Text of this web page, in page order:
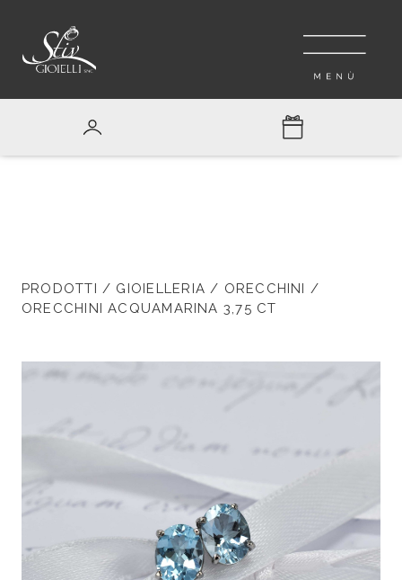
PRODOTTI / GIOIELLERIA / ORECCHINI /
ORECCHINI ACQUAMARINA 3,75 CT